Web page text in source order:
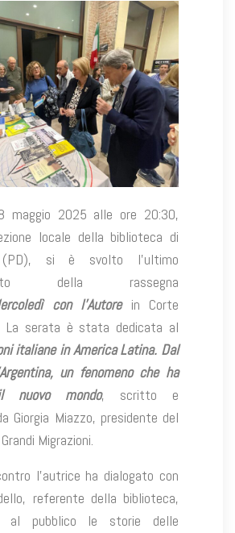
maggio 2025 alle ore 20:30,
locale della biblioteca di
(PD), si è svolto l’ultimo
della rassegna
con l’Autorein Corte
La serata è stata dedicata al
italiane in America Latina. Dal
un fenomeno che ha
nuovo mondo, scritto e
Giorgia Miazzo, presidente del
Migrazioni.
l’autrice ha dialogato con
referente della biblioteca,
al pubblico le storie delle